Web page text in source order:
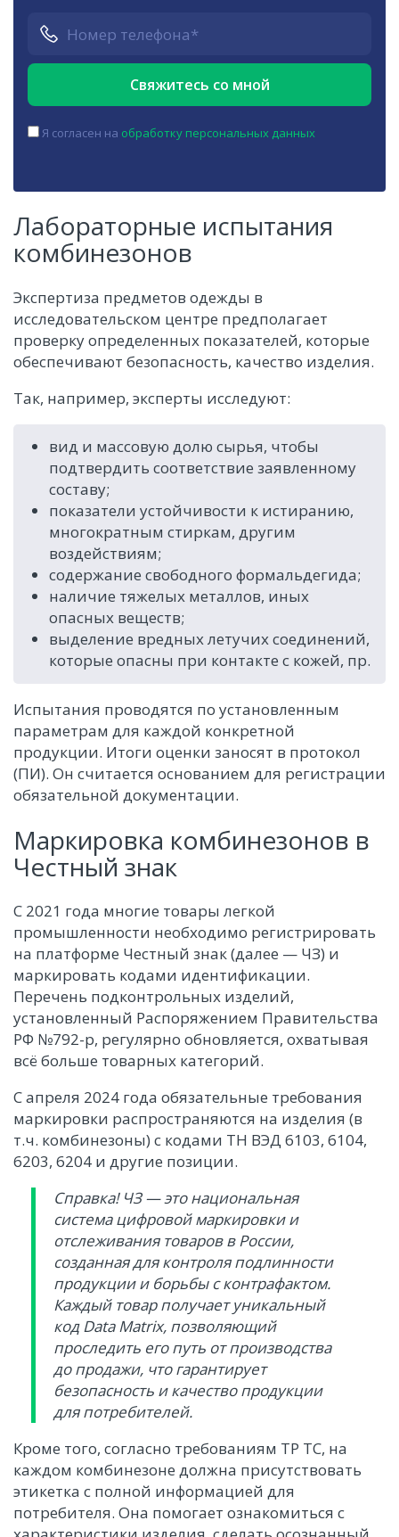
Я согласен на обработку персональных данных
Лабораторные испытания
комбинезонов
Экспертиза предметов одежды в
исследовательском центре предполагает
проверку определенных показателей, которые
обеспечивают безопасность, качество изделия.
Так, например, эксперты исследуют:
вид и массовую долю сырья, чтобы
подтвердить соответствие заявленному
составу;
показатели устойчивости к истиранию,
многократным стиркам, другим
воздействиям;
содержание свободного формальдегида;
наличие тяжелых металлов, иных
опасных веществ;
выделение вредных летучих соединений,
которые опасны при контакте с кожей, пр.
Испытания проводятся по установленным
параметрам для каждой конкретной
продукции. Итоги оценки заносят в протокол
(ПИ). Он считается основанием для регистрации
обязательной документации.
Маркировка комбинезонов в
Честный знак
С 2021 года многие товары легкой
промышленности необходимо регистрировать
на платформе Честный знак (далее — ЧЗ) и
маркировать кодами идентификации.
Перечень подконтрольных изделий,
установленный Распоряжением Правительства
РФ №792-р, регулярно обновляется, охватывая
всё больше товарных категорий.
С апреля 2024 года обязательные требования
маркировки распространяются на изделия (в
т.ч. комбинезоны) с кодами ТН ВЭД 6103, 6104,
6203, 6204 и другие позиции.
Справка! ЧЗ — это национальная
система цифровой маркировки и
отслеживания товаров в России,
созданная для контроля подлинности
продукции и борьбы с контрафактом.
Каждый товар получает уникальный
код Data Matrix, позволяющий
проследить его путь от производства
до продажи, что гарантирует
безопасность и качество продукции
для потребителей.
Кроме того, согласно требованиям ТР ТС, на
каждом комбинезоне должна присутствовать
этикетка с полной информацией для
потребителя. Она помогает ознакомиться с